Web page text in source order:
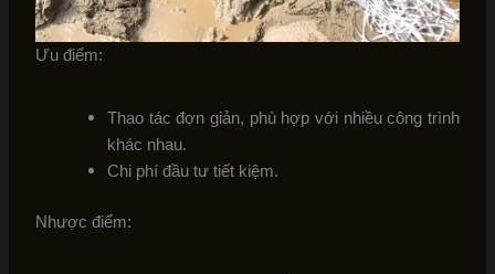
Ưu điểm:
Thao tác đơn giản, phù hợp với nhiều công trình
khác nhau.
Chi phí đầu tư tiết kiệm.
Nhược điểm: